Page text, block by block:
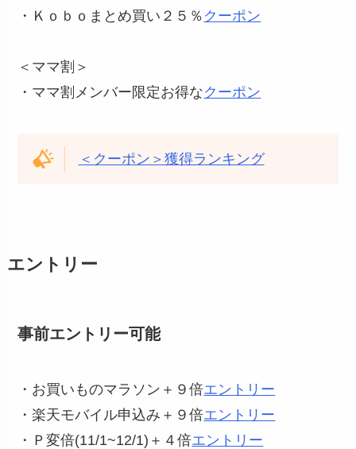
・Ｋｏｂｏまとめ買い２５％ クーポン
＜ママ割＞
・ママ割メンバー限定お得なクーポン
＜クーポン＞獲得ランキング
エントリー
事前エントリー可能
・お買いものマラソン＋９倍エントリー
・楽天モバイル申込み＋９倍エントリー
・Ｐ変倍(11/1~12/1)＋４倍エントリー